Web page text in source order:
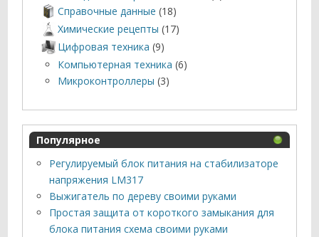
Справочные данные (18)
Химические рецепты (17)
Цифровая техника (9)
Компьютерная техника (6)
Микроконтроллеры (3)
Популярное
Регулируемый блок питания на стабилизаторе
напряжения LM317
Выжигатель по дереву своими руками
Простая защита от короткого замыкания для
блока питания схема своими руками